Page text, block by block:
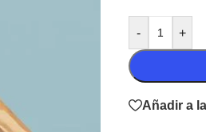
- +
Añadir a